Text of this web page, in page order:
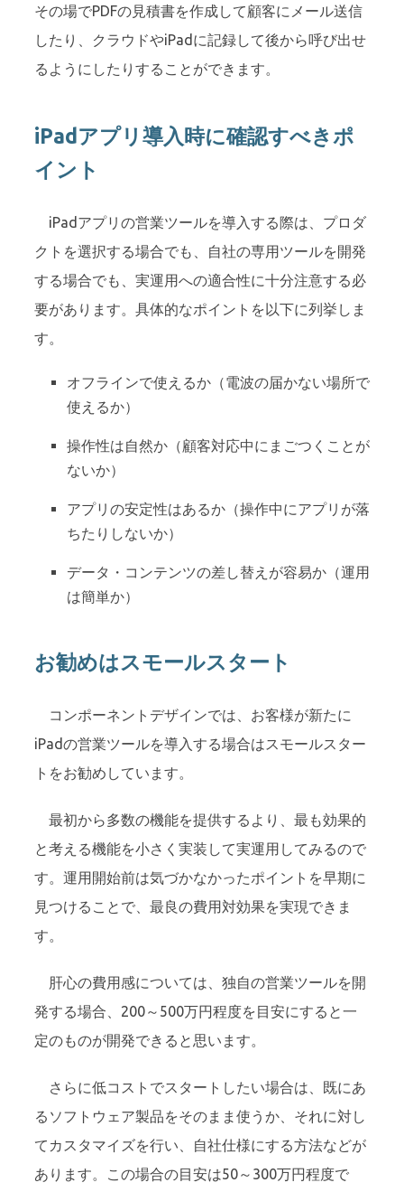
その場でPDFの見積書を作成して顧客にメール送信
したり、クラウドやiPadに記録して後から呼び出せ
るようにしたりすることができます。
iPadアプリ導入時に確認すべきポ
イント
iPadアプリの営業ツールを導入する際は、プロダ
クトを選択する場合でも、自社の専用ツールを開発
する場合でも、実運用への適合性に十分注意する必
要があります。具体的なポイントを以下に列挙しま
す。
オフラインで使えるか（電波の届かない場所で
使えるか）
操作性は自然か（顧客対応中にまごつくことが
ないか）
アプリの安定性はあるか（操作中にアプリが落
ちたりしないか）
データ・コンテンツの差し替えが容易か（運用
は簡単か）
お勧めはスモールスタート
コンポーネントデザインでは、お客様が新たに
iPadの営業ツールを導入する場合はスモールスター
トをお勧めしています。
最初から多数の機能を提供するより、最も効果的
と考える機能を小さく実装して実運用してみるので
す。運用開始前は気づかなかったポイントを早期に
見つけることで、最良の費用対効果を実現できま
す。
肝心の費用感については、独自の営業ツールを開
発する場合、200～500万円程度を目安にすると一
定のものが開発できると思います。
さらに低コストでスタートしたい場合は、既にあ
るソフトウェア製品をそのまま使うか、それに対し
てカスタマイズを行い、自社仕様にする方法などが
あります。この場合の目安は50～300万円程度で